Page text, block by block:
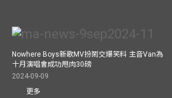
Nowhere Boys新歌MV扮鬧交爆笑料 主音Van為
十月演唱會成功甩肉30磅
2024-09-09
更多